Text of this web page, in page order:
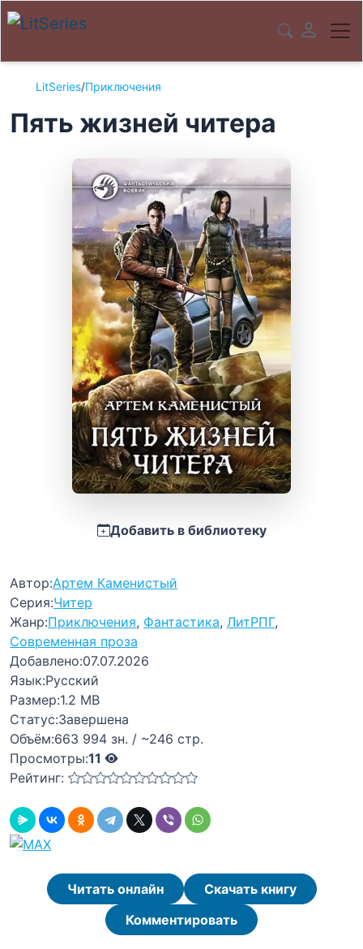
LitSeries/Приключения
Пять жизней читера
Добавить в библиотеку
Автор:Артем Каменистый
Серия:Читер
Жанр:Приключения, Фантастика, ЛитРПГ,
Современная проза
Добавлено:07.07.2026
Язык:Русский
Размер:1.2 MB
Статус:Завершена
Объём:663 994 зн. / ~246 стр.
Просмотры:11
Рейтинг:
Читать онлайн
Скачать книгу
Комментировать